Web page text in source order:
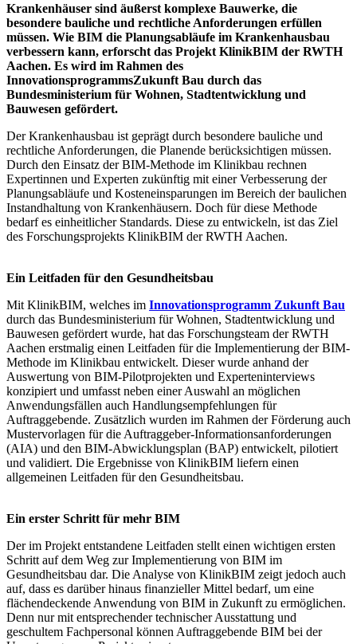
Krankenhäuser sind äußerst komplexe Bauwerke, die
besondere bauliche und rechtliche Anforderungen erfüllen
müssen. Wie BIM die Planungsabläufe im Krankenhausbau
verbessern kann, erforscht das Projekt KlinikBIM der RWTH
Aachen. Es wird im Rahmen des
InnovationsprogrammsZukunft Bau durch das
Bundesministerium für Wohnen, Stadtentwicklung und
Bauwesen gefördert.
Der Krankenhausbau ist geprägt durch besondere bauliche und
rechtliche Anforderungen, die Planende berücksichtigen müssen.
Durch den Einsatz der BIM-Methode im Klinikbau rechnen
Expertinnen und Experten zukünftig mit einer Verbesserung der
Planungsabläufe und Kosteneinsparungen im Bereich der baulichen
Instandhaltung von Krankenhäusern. Doch für diese Methode
bedarf es einheitlicher Standards. Diese zu entwickeln, ist das Ziel
des Forschungsprojekts KlinikBIM der RWTH Aachen.
Ein Leitfaden für den Gesundheitsbau
Mit KlinikBIM, welches im Innovationsprogramm Zukunft Bau
durch das Bundesministerium für Wohnen, Stadtentwicklung und
Bauwesen gefördert wurde, hat das Forschungsteam der RWTH
Aachen erstmalig einen Leitfaden für die Implementierung der BIM-
Methode im Klinikbau entwickelt. Dieser wurde anhand der
Auswertung von BIM-Pilotprojekten und Experteninterviews
konzipiert und umfasst neben einer Auswahl an möglichen
Anwendungsfällen auch Handlungsempfehlungen für
Auftraggebende. Zusätzlich wurden im Rahmen der Förderung auch
Mustervorlagen für die Auftraggeber-Informationsanforderungen
(AIA) und den BIM-Abwicklungsplan (BAP) entwickelt, pilotiert
und validiert. Die Ergebnisse von KlinikBIM liefern einen
allgemeinen Leitfaden für den Gesundheitsbau.
Ein erster Schritt für mehr BIM
Der im Projekt entstandene Leitfaden stellt einen wichtigen ersten
Schritt auf dem Weg zur Implementierung von BIM im
Gesundheitsbau dar. Die Analyse von KlinikBIM zeigt jedoch auch
auf, dass es darüber hinaus finanzieller Mittel bedarf, um eine
flächendeckende Anwendung von BIM in Zukunft zu ermöglichen.
Denn nur mit entsprechender technischer Ausstattung und
geschultem Fachpersonal können Auftraggebende BIM bei der